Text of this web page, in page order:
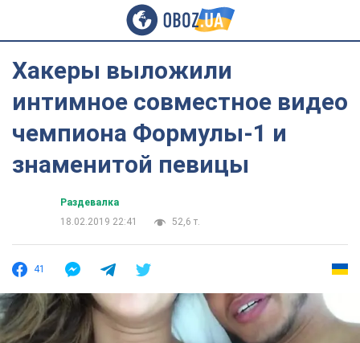
Хакеры выложили
интимное совместное видео
чемпиона Формулы-1 и
знаменитой певицы
Раздевалка
18.02.2019 22:41
52,6 т.
41